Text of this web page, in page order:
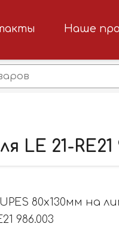
Наше
LE 21-RE21
80х130мм на
986.003